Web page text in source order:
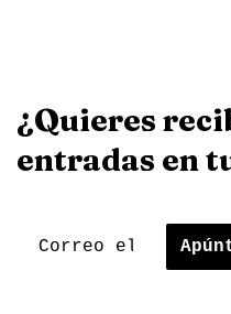
¿Quieres
entradas en